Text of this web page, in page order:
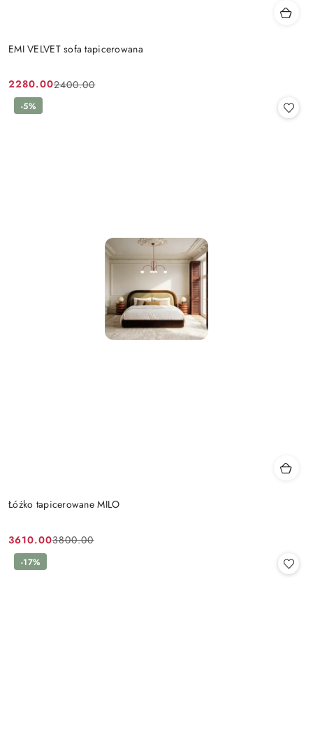
EMI VELVET sofa tapicerowana
Cena
promocyjna:
2280.00
Cena
przed
2400.00
Łóżko tapicerowane MILO
Cena
promocyjna:
3610.00
Cena
przed
3800.00
-5%
-17%